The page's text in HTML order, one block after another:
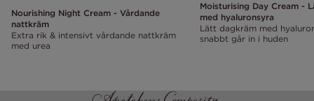
Nourishing Night Cream - Vårdande
nattkräm
Extra rik & intensivt vårdande nattkräm
med urea
Moisturising Day Cream -
med hyaluronsyra
Lätt dagkräm med
snabbt går in i huden